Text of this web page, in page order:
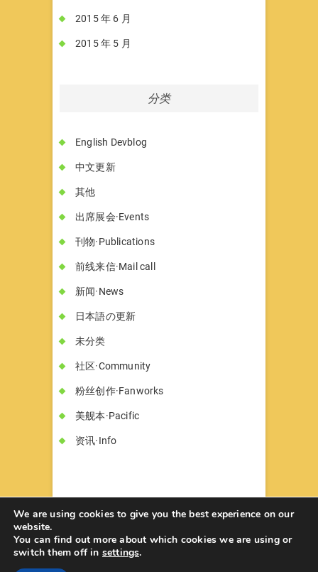
2015 年 6 月
2015 年 5 月
分类
English Devblog
中文更新
其他
出席展会·Events
刊物·Publications
前线来信·Mail call
新闻·News
日本語の更新
未分类
社区·Community
粉丝创作·Fanworks
美舰本·Pacific
资讯·Info
© 2026书墓◇Circle Hon-haka| Designed
by:Theme Freesia
We are using cookies to give you the best experience on our
website.
You can find out more about which cookies we are using or
switch them off in settings.